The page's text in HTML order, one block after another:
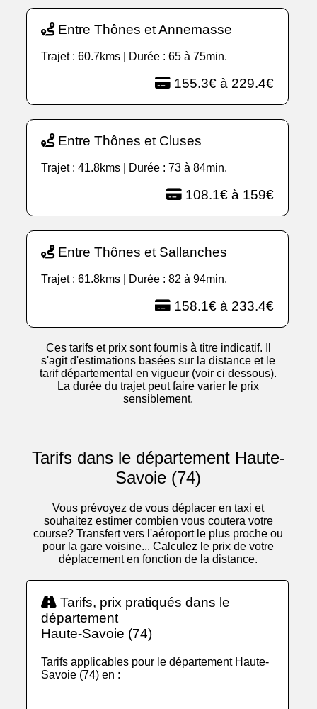
Entre Thônes et Annemasse
Trajet : 60.7kms | Durée : 65 à 75min.
155.3€ à 229.4€
Entre Thônes et Cluses
Trajet : 41.8kms | Durée : 73 à 84min.
108.1€ à 159€
Entre Thônes et Sallanches
Trajet : 61.8kms | Durée : 82 à 94min.
158.1€ à 233.4€
Ces tarifs et prix sont fournis à titre indicatif. Il
s'agit d'estimations basées sur la distance et le
tarif départemental en vigueur (voir ci dessous).
La durée du trajet peut faire varier le prix
sensiblement.
Tarifs dans le département Haute-
Savoie (74)
Vous prévoyez de vous déplacer en taxi et
souhaitez estimer combien vous coutera votre
course? Transfert vers l'aéroport le plus proche ou
pour la gare voisine... Calculez le prix de votre
déplacement en fonction de la distance.
Tarifs, prix pratiqués dans le
département
Haute-Savoie (74)
Tarifs applicables pour le département Haute-
Savoie (74) en :